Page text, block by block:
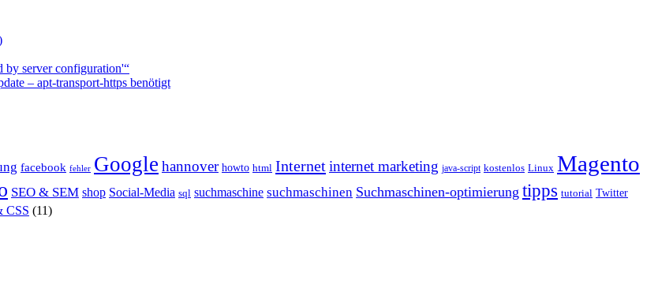
by server configuration'“
– apt-transport-https benötigt
facebook fehler Google hannover howto html Internetinternet marketing java-script kostenlos Linux Magento
SEO & SEM shop Social-Media sql suchmaschine suchmaschinen Suchmaschinen-optimierung tipps tutorial Twitter
CSS (11)